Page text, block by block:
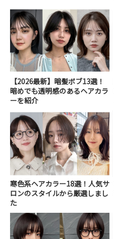
【2026最新】暗髪ボブ13選！
暗めでも透明感のあるヘアカラ
ーを紹介
寒色系ヘアカラー18選！人気サ
ロンのスタイルから厳選しまし
た